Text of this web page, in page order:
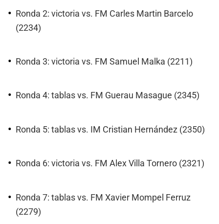
Ronda 2: victoria vs. FM Carles Martin Barcelo
(2234)
Ronda 3: victoria vs. FM Samuel Malka (2211)
Ronda 4: tablas vs. FM Guerau Masague (2345)
Ronda 5: tablas vs. IM Cristian Hernández (2350)
Ronda 6: victoria vs. FM Alex Villa Tornero (2321)
Ronda 7: tablas vs. FM Xavier Mompel Ferruz
(2279)